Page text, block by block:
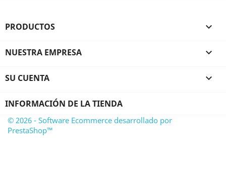
PRODUCTOS 
NUESTRA EMPRESA 
SU CUENTA 
INFORMACIÓN DE LA TIENDA
© 2026 - Software Ecommerce desarrollado por
PrestaShop™